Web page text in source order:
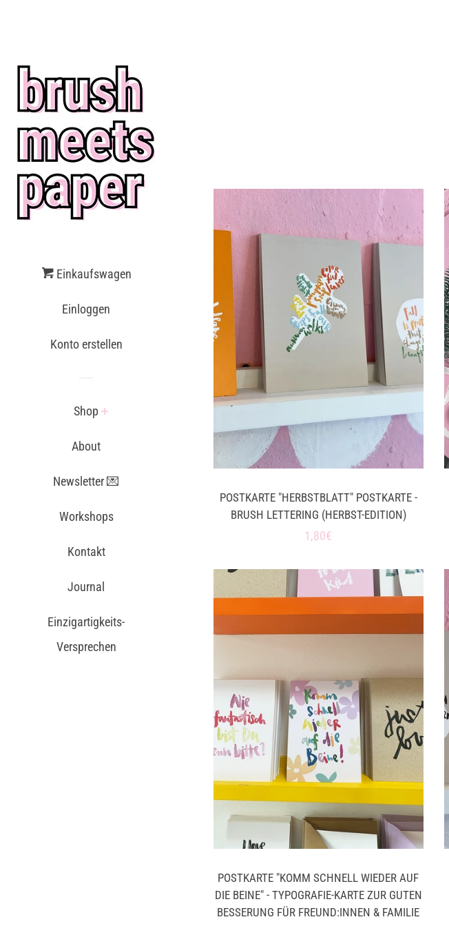
Einkaufswagen
Einloggen
Konto erstellen
Shop
About
Newsletter 💌
Workshops
Kontakt
Journal
Einzigartigkeits-
Versprechen
POSTKARTE "HERBSTBLATT" POSTKARTE -
BRUSH LETTERING (HERBST-EDITION)
Normaler
1,80€
POSTKARTE "KOMM SCHNELL WIEDER AUF
DIE BEINE" - TYPOGRAFIE-KARTE ZUR GUTEN
BESSERUNG FÜR FREUND:INNEN & FAMILIE